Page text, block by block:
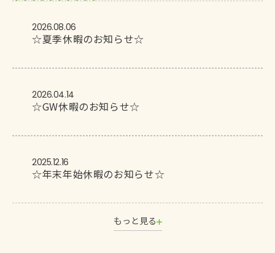
2026.08.06
☆夏季休暇のお知らせ☆
2026.04.14
☆GW休暇のお知らせ☆
2025.12.16
☆年末年始休暇のお知らせ☆
もっと見る